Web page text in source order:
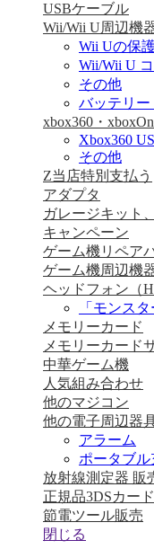
USBケーブル
Wii/Wii U周辺機
Wii Uの保
Wii/Wii U
その他
バッテリー
xbox360・
Xbox360
その他
Z当店特別支払う
アダプタ
ガレージキット
キャンペーン
ゲーム機リペア
ゲーム機周辺機
ヘッドフォン（
「モンス
メモリーカード
メモリーカード
中華ゲーム機
人気組み合わせ
他のマジコン
他の電子周辺器
アラーム
ポータブル
放射線測定器 販
正規品3DSカード
節電ツール販売
閉じる